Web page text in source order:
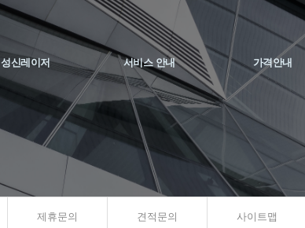
성신레이저 서비스 안내 가격안내
제휴문의 견적문의 사이트맵